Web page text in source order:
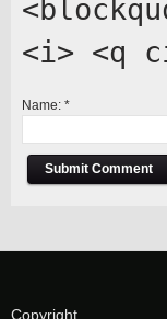
<i> <q
Name: *
Copyright